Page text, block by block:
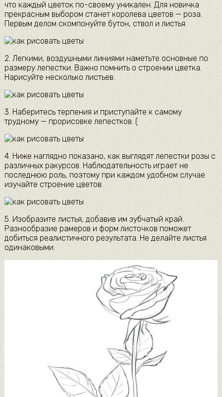
что каждый цветок по-своему уникален. Для новичка
прекрасным выбором станет королева цветов — роза.
Первым делом скомпонуйте бутон, ствол и листья.
2. Легкими, воздушными линиями наметьте основные по
размеру лепестки. Важно помнить о строении цветка.
Нарисуйте несколько листьев.
3. Наберитесь терпения и приступайте к самому
трудному — прорисовке лепестков. (
4. Ниже наглядно показано, как выглядят лепестки розы с
различных ракурсов. Наблюдательность играет не
последнюю роль, поэтому при каждом удобном случае
изучайте строение цветов.
5. Изобразите листья, добавив им зубчатый край.
Разнообразие рамеров и форм листочков поможет
добиться реалистичного результата. Не делайте листья
одинаковыми.